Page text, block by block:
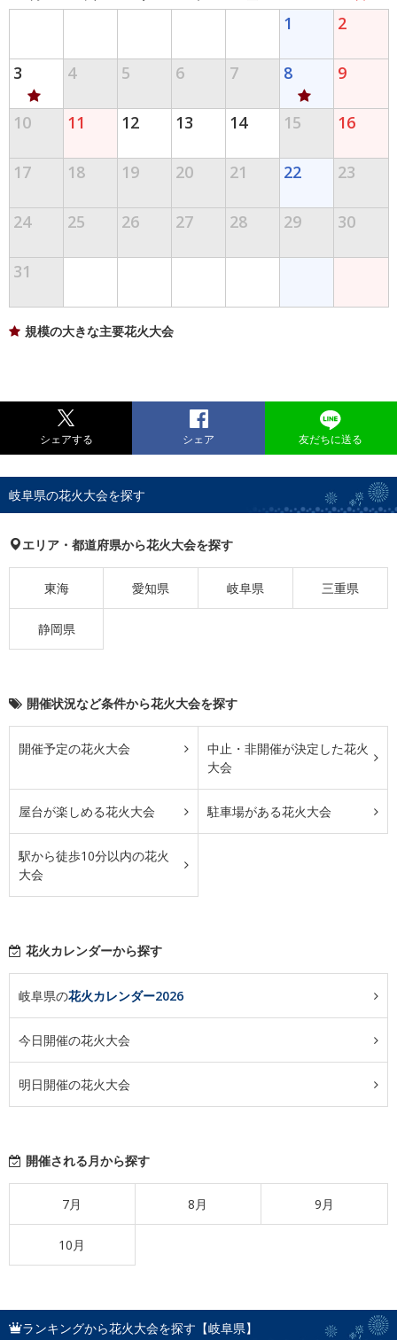
1 2
3 4 5 6 7 8 9
10 11 12 13 14 15 16
17 18 19 20 21 22 23
24 25 26 27 28 29 30
31
規模の大きな主要花火大会
シェアする シェア 友だちに送る
岐阜県の花火大会を探す
エリア・都道府県から花火大会を探す
東海 愛知県 岐阜県 三重県
静岡県
開催状況など条件から花火大会を探す
開催予定の花火大会
中止・非開催が決定した花火
大会
屋台が楽しめる花火大会 駐車場がある花火大会
駅から徒歩10分以内の花火
大会
花火カレンダーから探す
岐阜県の花火カレンダー2026
今日開催の花火大会
明日開催の花火大会
開催される月から探す
7月 8月 9月
10月
ランキングから花火大会を探す【岐阜県】